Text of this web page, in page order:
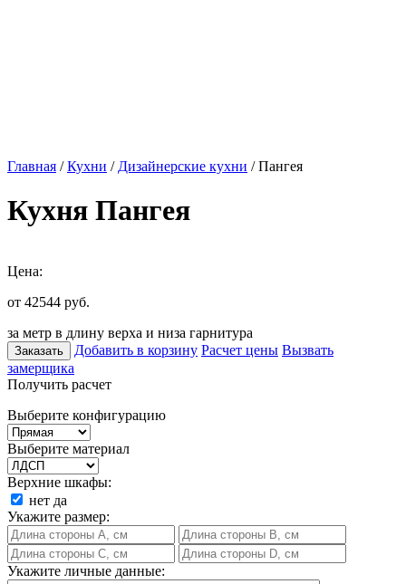
Главная /Кухни / Дизайнерские кухни / Пангея
Кухня Пангея
Цена:
от 42544 руб.
за метр в длину верха и низа гарнитура
Заказать Добавить в корзину Расчет цены Вызвать
замерщика
Получить расчет
Выберите конфигурацию
Выберите материал
Верхние шкафы:
нет да
Укажите размер:
Укажите личные данные: